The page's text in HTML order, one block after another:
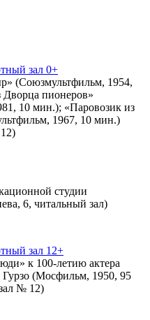
зал 0+
(Союзмультфильм, 1954,
пионеров»
10 мин.); «Паровозик из
1967, 10 мин.)
студии
6, читальный зал)
зал 12+
к 100-летию актера
Гурзо (Мосфильм, 1950, 95
№ 12)